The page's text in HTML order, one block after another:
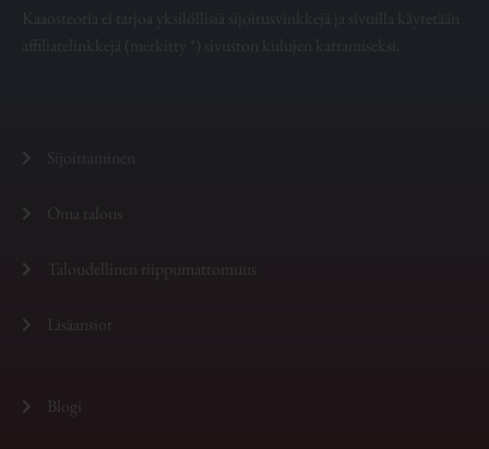
Kaaosteoria ei tarjoa yksilöllisiä sijoitusvinkkejä ja sivuilla käytetään
affiliatelinkkejä (merkitty *) sivuston kulujen kattamiseksi.
Sijoittaminen
Oma talous
Taloudellinen riippumattomuus
Lisäansiot
Blogi